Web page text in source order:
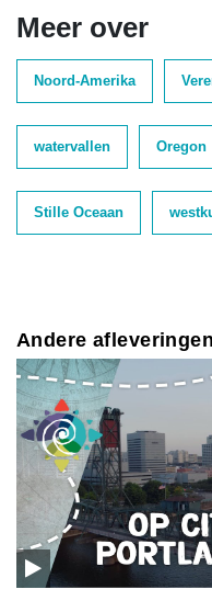
Meer over
Noord-Amerika
watervallen Oregon
Stille Oceaan
Andere